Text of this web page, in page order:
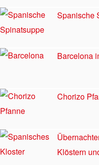
Spanische
Barcelona
Chorizo
Klöstern